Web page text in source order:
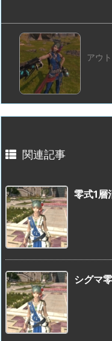
アウ
関連記事
零式1層
シグマ